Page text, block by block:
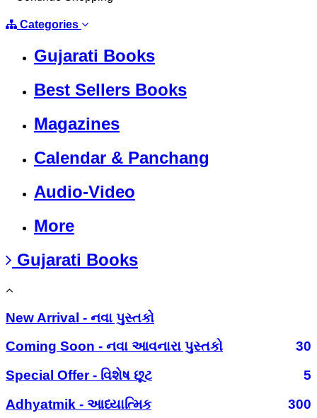
Categories
Gujarati Books
Best Sellers Books
Magazines
Calendar & Panchang
Audio-Video
More
Gujarati Books
New Arrival - નવા પુસ્તકો
Coming Soon - નવા આવનારા પુસ્તકો
30
Special Offer - વિશેષ છૂટ
5
Adhyatmik - આધ્યાત્મિક
300